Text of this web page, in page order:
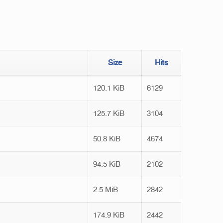
Size
Hits
120.1 KiB
6129
125.7 KiB
3104
50.8 KiB
4674
94.5 KiB
2102
2.5 MiB
2842
174.9 KiB
2442